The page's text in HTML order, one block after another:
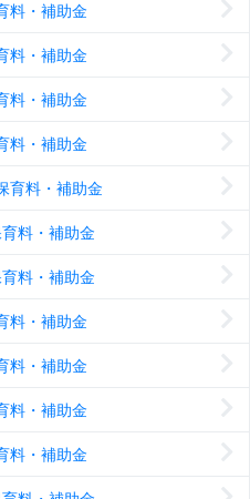
料・補助金
料・補助金
料・補助金
料・補助金
育料・補助金
料・補助金
料・補助金
料・補助金
料・補助金
料・補助金
料・補助金